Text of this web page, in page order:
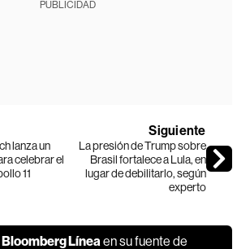
PUBLICIDAD
lanza un
celebrar el
11
Siguiente
La presión de Trump sobre
Brasil fortalece a Lula, en
lugar de debilitarlo, según
experto
Bloomberg Línea en su fuente de